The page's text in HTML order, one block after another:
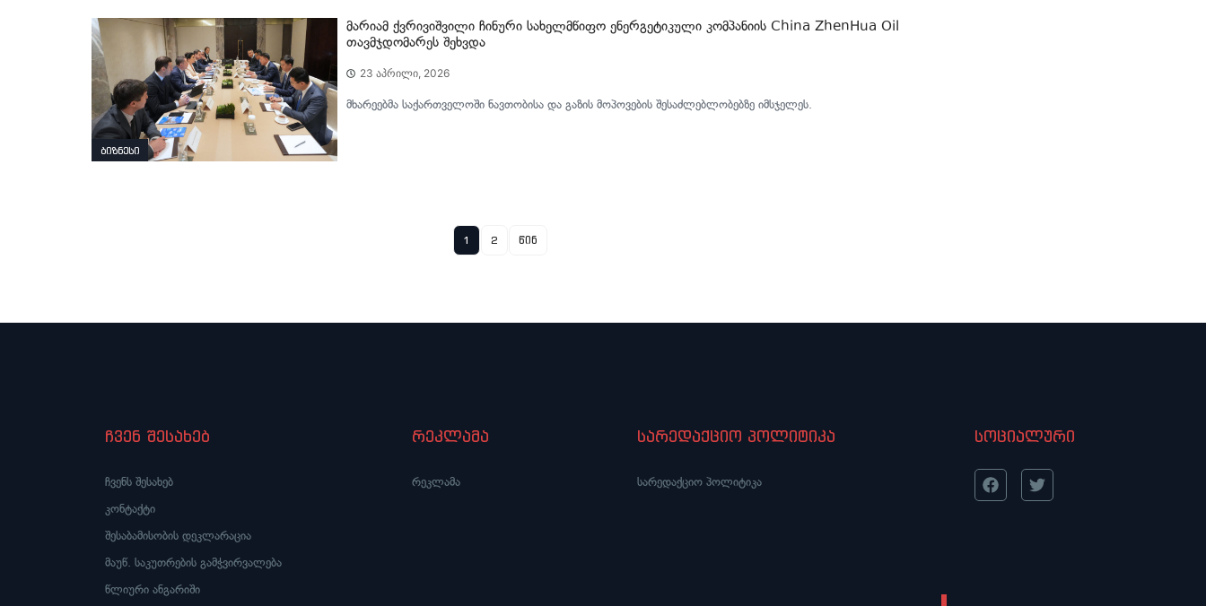
ბიზნესი
მარიამ ქვრივიშვილი ჩინური სახელმწიფო ენერგეტიკული კომპანიის China ZhenHua Oil
თავმჯდომარეს შეხვდა
23 აპრილი, 2026
მხარეებმა საქართველოში ნავთობისა და გაზის მოპოვების შესაძლებლობებზე იმსჯელეს.
1 2 წინ
ჩვენ შესახებ
ჩვენს შესახებ
კონტაქტი
შესაბამისობის დეკლარაცია
მაუწ. საკუთრების გამჭვირვალება
წლიური ანგარიში
რეკლამა
რეკლამა
სარედაქციო პოლიტიკა
სარედაქციო პოლიტიკა
სოციალური